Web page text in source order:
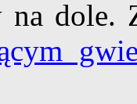
na dole.